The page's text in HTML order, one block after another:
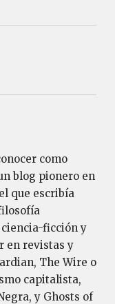
como
blog pionero en
que escribía
ficción y
en revistas y
The Wire o
capitalista,
y Ghosts of